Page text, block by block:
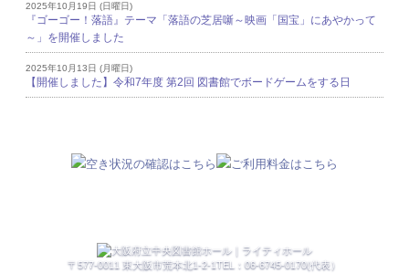
2025年10月19日 (日曜日)
『ゴーゴー！落語』テーマ「落語の芝居噺～映画「国宝」にあやかって
～」を開催しました
2025年10月13日 (月曜日)
【開催しました】令和7年度 第2回 図書館でボードゲームをする日
〒577-0011 東大阪市荒本北1-2-1TEL：06-6745-0170(代表）